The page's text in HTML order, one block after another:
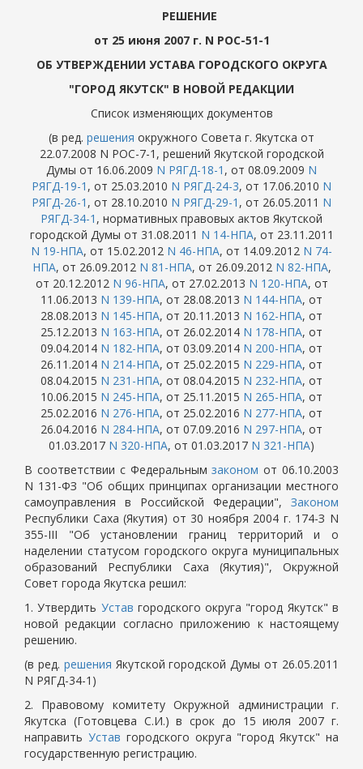
РЕШЕНИЕ
от 25 июня 2007 г. N РОС-51-1
ОБ УТВЕРЖДЕНИИ УСТАВА ГОРОДСКОГО ОКРУГА
"ГОРОД ЯКУТСК" В НОВОЙ РЕДАКЦИИ
Список изменяющих документов
(в ред. решения окружного Совета г. Якутска от
22.07.2008 N РОС-7-1, решений Якутской городской
Думы от 16.06.2009 N РЯГД-18-1 , от 08.09.2009 N
РЯГД-19-1 , от 25.03.2010 N РЯГД-24-3, от 17.06.2010 N
РЯГД-26-1 , от 28.10.2010 N РЯГД-29-1 , от 26.05.2011 N
РЯГД-34-1 , нормативных правовых актов Якутской
городской Думы от 31.08.2011 N 14-НПА, от 23.11.2011
N 19-НПА, от 15.02.2012 N 46-НПА, от 14.09.2012 N 74-
НПА, от 26.09.2012 N 81-НПА, от 26.09.2012 N 82-НПА,
от 20.12.2012 N 96-НПА, от 27.02.2013 N 120-НПА, от
11.06.2013 N 139-НПА, от 28.08.2013 N 144-НПА, от
28.08.2013 N 145-НПА, от 20.11.2013 N 162-НПА, от
25.12.2013 N 163-НПА, от 26.02.2014 N 178-НПА, от
09.04.2014 N 182-НПА, от 03.09.2014 N 200-НПА, от
26.11.2014 N 214-НПА, от 25.02.2015 N 229-НПА, от
08.04.2015 N 231-НПА, от 08.04.2015 N 232-НПА, от
10.06.2015 N 245-НПА, от 25.11.2015 N 265-НПА, от
25.02.2016 N 276-НПА, от 25.02.2016 N 277-НПА, от
26.04.2016 N 284-НПА, от 07.09.2016 N 297-НПА, от
01.03.2017 N 320-НПА, от 01.03.2017 N 321-НПА)
В соответствии с Федеральнымзаконом от 06.10.2003
N 131-ФЗ "Об общих принципах организации местного
самоуправления в Российской Федерации", Законом
Республики Саха (Якутия) от 30 ноября 2004 г. 174-З N
355-III "Об установлении границ территорий и о
наделении статусом городского округа муниципальных
образований Республики Саха (Якутия)", Окружной
Совет города Якутска решил:
1. Утвердить Устав городского округа "город Якутск" в
новой редакции согласно приложению к настоящему
решению.
(в ред. решения Якутской городской Думы от 26.05.2011
N РЯГД-34-1)
2. Правовому комитету Окружной администрации г.
Якутска (Готовцева С.И.) в срок до 15 июля 2007 г.
направить Устав городского округа "город Якутск" на
государственную регистрацию.